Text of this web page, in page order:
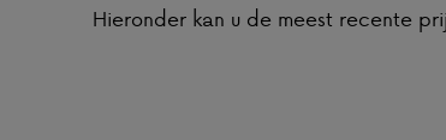
Hieronder kan u de meest recente